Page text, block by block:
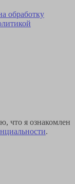
обработку
что я ознакомлен
.